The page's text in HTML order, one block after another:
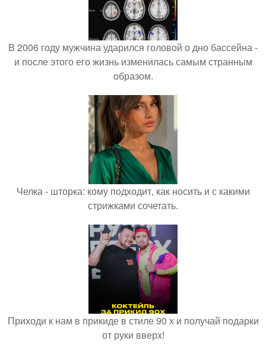
В 2006 году мужчина ударился головой о дно бассейна -
и после этого его жизнь изменилась самым странным
образом.
Челка - шторка: кому подходит, как носить и с какими
стрижками сочетать.
Приходи к нам в прикиде в стиле 90 х и получай подарки
от руки вверх!